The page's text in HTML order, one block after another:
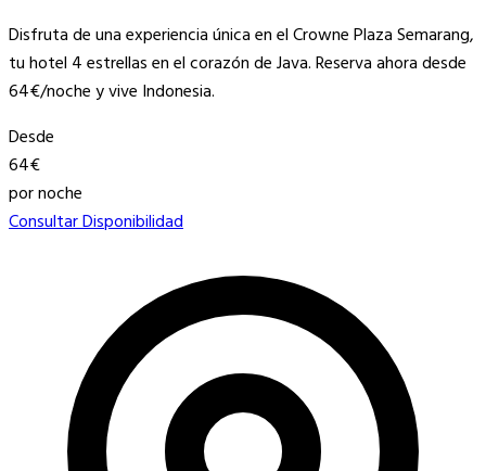
Disfruta de una experiencia única en el Crowne Plaza Semarang,
tu hotel 4 estrellas en el corazón de Java. Reserva ahora desde
64€/noche y vive Indonesia.
Desde
64€
por noche
Consultar Disponibilidad